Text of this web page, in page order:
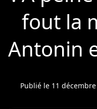
fout la
Antonin
Publié le 11